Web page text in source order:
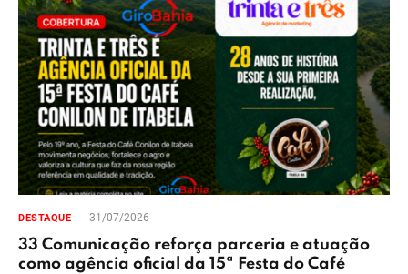
DESTAQUE 31/07/2026
33 Comunicação reforça parceria e atuação
como agência oficial da 15ª Festa do Café